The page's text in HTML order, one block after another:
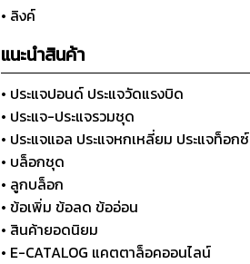
• ลิงค์
แนะนำสินค้า
• ประแจปอนด์ ประแจวัดแรงบิด
• ประแจ-ประแจรวมชุด
• ประแจแอล ประแจหกเหลี่ยม ประแจท็อกซ์
• บล็อกชุด
• ลูกบล็อก
• ข้อเพิ่ม ข้อลด ข้ออ่อน
• สินค้ายอดนิยม
• E-CATALOG แคตตาล็อคออนไลน์